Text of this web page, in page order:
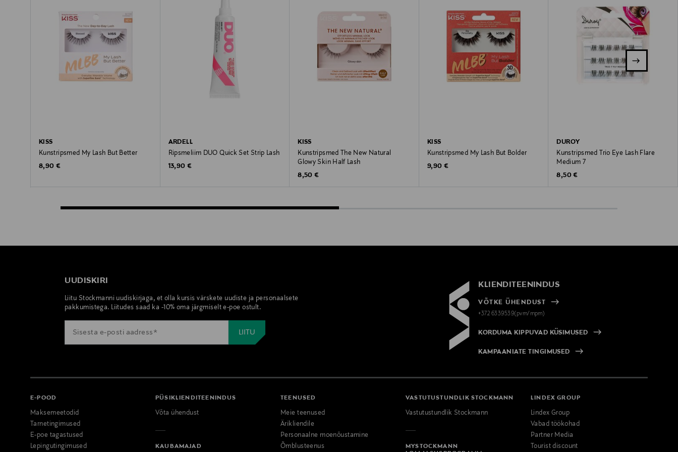
KISS
Kunstripsmed My Lash But Better
Original Price
8,90 €
ARDELL
Ripsmeliim DUO Quick Set Strip Lash
Original Price
13,90 €
KISS
Kunstripsmed The New Natural
Glowy Skin Half Lash
Original Price
8,50 €
KISS
Kunstripsmed My Lash But Bolder
Original Price
9,90 €
DUROY
Kunstripsmed Trio Eye Lash Flare
Medium 7
Original Price
8,50 €
UUDISKIRI
Liitu Stockmanni uudiskirjaga, et olla kursis värskete uudiste ja personaalsete
pakkumistega. Liitudes saad ka -10% oma järgmiselt e-poe ostult.
KLIENDITEENINDUS
VÕTKE ÜHENDUST
+372 6339539(pvm/mpm)
KORDUMA KIPPUVAD KÜSIMUSED
KAMPAANIATE TINGIMUSED
E-POOD
Maksemeetodid
Tarnetingimused
E-poe tagastused
Lepingutingimused
PÜSIKLIENDITEENINDUS
Võta ühendust
KAUBAMAJAD
TEENUSED
Meie teenused
Ärikliendile
Personaalne moenõustamine
Õmblusteenus
VASTUTUSTUNDLIK STOCKMANN
Vastutustundlik Stockmann
MYSTOCKMANN
LINDEX GROUP
Lindex Group
Vabad töökohad
Partner Media
Tourist discount